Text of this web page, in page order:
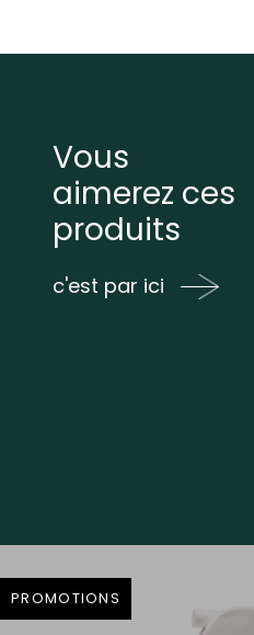
Vous
aimerez ces
produits
c'est par ici
PROMOTIONS